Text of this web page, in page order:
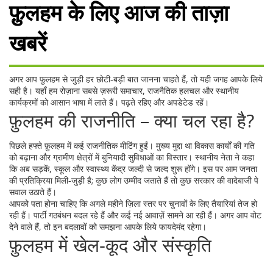
फ़ुलहम के लिए आज की ताज़ा
खबरें
अगर आप फ़ुलहम से जुड़ी हर छोटी‑बड़ी बात जानना चाहते हैं, तो यही जगह आपके लिये
सही है। यहाँ हम रोज़ाना सबसे ज़रूरी समाचार, राजनैतिक हलचल और स्थानीय
कार्यक्रमों को आसान भाषा में लाते हैं। पढ़ते रहिए और अपडेटेड रहें।
फ़ुलहम की राजनीति – क्या चल रहा है?
पिछले हफ्ते फ़ुलहम में कई राजनीतिक मीटिंग हुईं। मुख्य मुद्दा था विकास कार्यों की गति
को बढ़ाना और ग्रामीण क्षेत्रों में बुनियादी सुविधाओं का विस्तार। स्थानीय नेता ने कहा
कि अब सड़कें, स्कूल और स्वास्थ्य केंद्र जल्दी से जल्द शुरू होंगे। इस पर आम जनता
की प्रतिक्रिया मिली‑जुड़ी है; कुछ लोग उम्मीद जताते हैं तो कुछ सरकार की वादेबाजी पे
सवाल उठाते हैं।
आपको पता होना चाहिए कि अगले महीने ज़िला स्तर पर चुनावों के लिए तैयारियां तेज हो
रही हैं। पार्टी गठबंधन बदल रहे हैं और कई नई आवाज़ें सामने आ रही हैं। अगर आप वोट
देने वाले हैं, तो इन बदलावों को समझना आपके लिये फायदेमंद रहेगा।
फ़ुलहम में खेल‑कूद और संस्कृति